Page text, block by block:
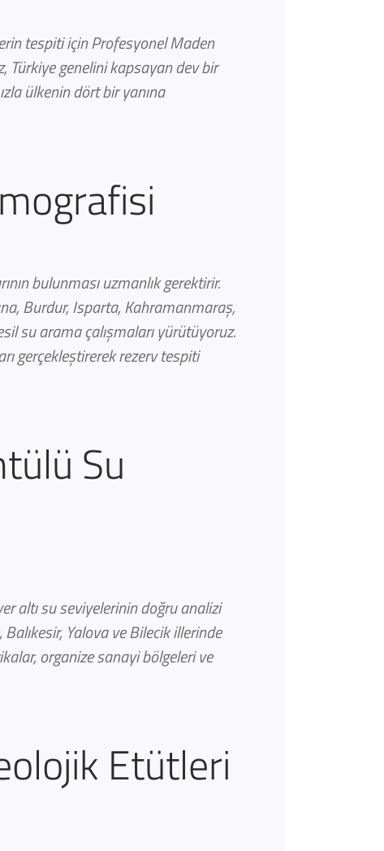
tespiti için Profesyonel Maden
Türkiye genelini kapsayan dev bir
ülkenin dört bir yanına
bulunması uzmanlık gerektirir.
Burdur, Isparta, Kahramanmaraş,
su arama çalışmaları yürütüyoruz.
gerçekleştirerek rezerv tespiti
Su
altı su seviyelerinin doğru analizi
Yalova ve Bilecik illerinde
organize sanayi bölgeleri ve
Etütleri